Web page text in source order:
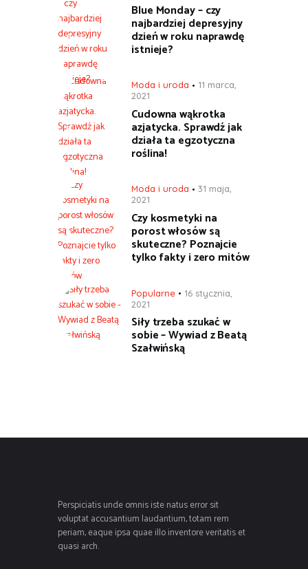
Blue Monday – czy
najbardziej depresyjny
dzień w roku naprawdę
istnieje?
Moda i uroda
11 marca,
2021
Cudowna wąkrotka
azjatycka. Sprawdź jak
działa ta egzotyczna
roślina!
Moda i uroda
31 maja,
2021
Czy kosmetyki na
porost włosów są
skuteczne? Poznajcie
tylko fakty i zero mitów
Popularne
16 stycznia,
2021
Siły trzeba szukać w
sobie – Wywiad z Beatą
Szałwińską
Perspiciatis unde omnis iste natus error sit
voluptat accusantium laudantium, totam rem
periam, eaque ipsa quae illo inventore veritatis et
quasi arch.